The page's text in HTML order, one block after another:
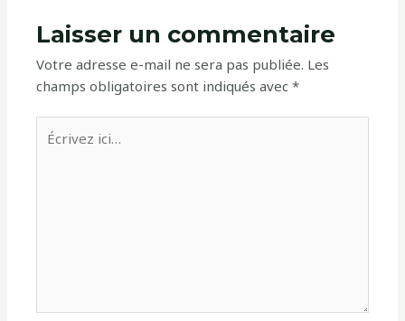
Laisser un commentaire
Votre adresse e-mail ne sera pas publiée. Les
champs obligatoires sont indiqués avec*
Écrivez
ici…